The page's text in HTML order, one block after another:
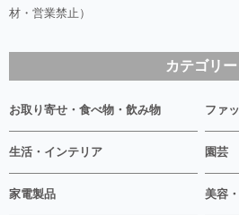
材・営業禁止）
カテゴリー
お取り寄せ・食べ物・飲み物 ファ
生活・インテリア 園芸
家電製品 美容